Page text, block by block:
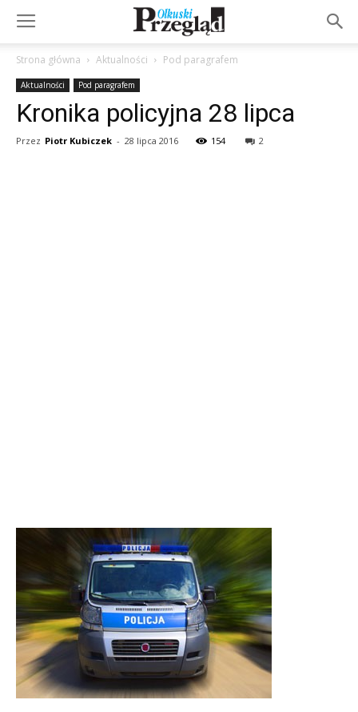
Strona główna Aktualności Pod paragrafem
Aktualności Pod paragrafem
Kronika policyjna 28 lipca
Przez Piotr Kubiczek - 28 lipca 2016 154 2